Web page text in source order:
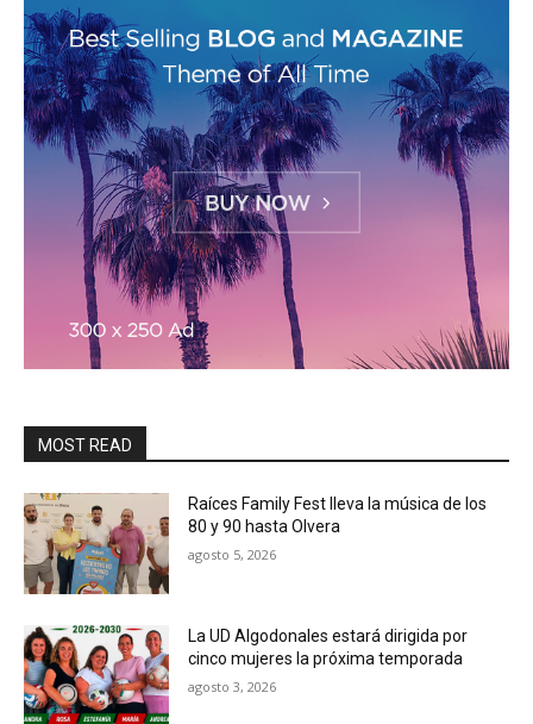
MOST READ
Raíces Family Fest lleva la música de los
80 y 90 hasta Olvera
agosto 5, 2026
La UD Algodonales estará dirigida por
cinco mujeres la próxima temporada
agosto 3, 2026